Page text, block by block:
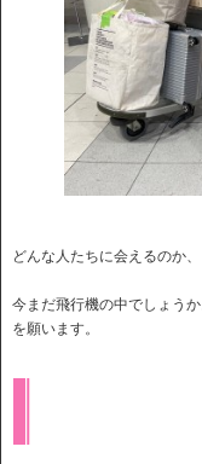
どんな人たちに会えるのか、
今まだ飛行機の中でしょう
を願います。